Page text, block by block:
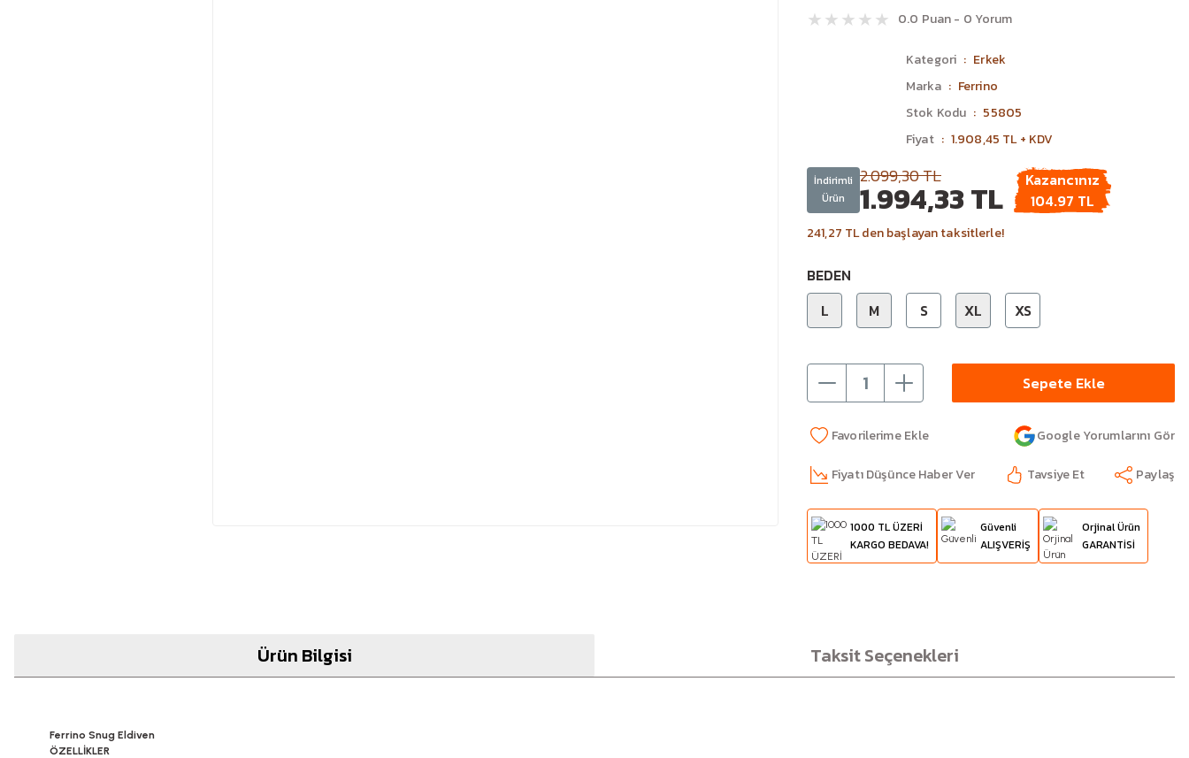
0.0 Puan - 0 Yorum
Kategori
Erkek
Marka
Ferrino
Stok Kodu
55805
Fiyat
1.908,45 TL + KDV
İndirimli
Ürün
2.099,30 TL
1.994,33 TL
Kazancınız
104.97 TL
241,27 TL den başlayan taksitlerle!
BEDEN
L
M S XL XS
Sepete Ekle
Google Yorumlarını Gör
Fiyatı Düşünce Haber Ver Tavsiye Et Paylaş
1000 TL ÜZERİ
KARGO BEDAVA!
Güvenli
ALIŞVERİŞ
Orjinal Ürün
GARANTİSİ
Ürün Bilgisi Taksit Seçenekleri
Ferrino Snug Eldiven
ÖZELLİKLER